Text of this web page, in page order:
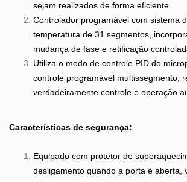
sejam realizados de forma eficiente.
Controlador programável com sistema
temperatura de 31 segmentos,
mudança de fase e retificação
Utiliza o modo de controle PID do
controle programável multissegmento,
verdadeiramente controle e operação
Características de segurança:
Equipado com protetor de
desligamento quando a porta é aberta,